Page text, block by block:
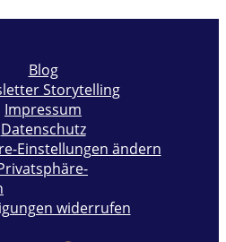
Blog
Storytelling
Impressum
Datenschutz
Einstellungen ändern
widerrufen